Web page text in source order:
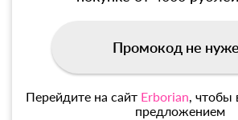
Промокод не
Перейдите на сайт Erborian, чтобы
предложением